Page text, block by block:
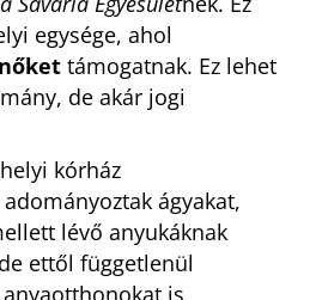
egysége, ahol
támogatnak. Ez lehet
de akár jogi
kórház
ágyakat,
lévő anyukáknak
ettől függetlenül
is